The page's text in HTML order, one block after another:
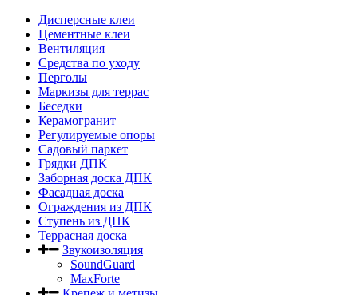
Дисперсные клеи
Цементные клеи
Вентиляция
Средства по уходу
Перголы
Маркизы для террас
Беседки
Керамогранит
Регулируемые опоры
Садовый паркет
Грядки ДПК
Заборная доска ДПК
Фасадная доска
Ограждения из ДПК
Ступень из ДПК
Террасная доска
Звукоизоляция
SoundGuard
MaxForte